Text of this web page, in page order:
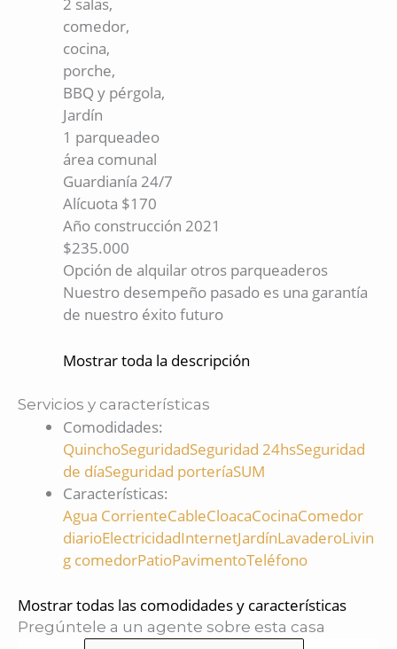
comedor,
cocina,
porche,
BBQ y pérgola,
Jardín
1 parqueadeo
área comunal
Guardianía 24/7
Alícuota $170
Año construcción 2021
$235.000
Opción de alquilar otros parqueaderos
Nuestro desempeño pasado es una garantía
de nuestro éxito futuro
Mostrar toda la descripción
Servicios y características
Comodidades:
QuinchoSeguridadSeguridad 24hsSeguridad
de díaSeguridad porteríaSUM
Características:
Agua CorrienteCableCloacaCocinaComedor
diarioElectricidadInternetJardínLavaderoLivin
g comedorPatioPavimentoTeléfono
Mostrar todas las comodidades y características
Pregúntele a un agente sobre esta casa